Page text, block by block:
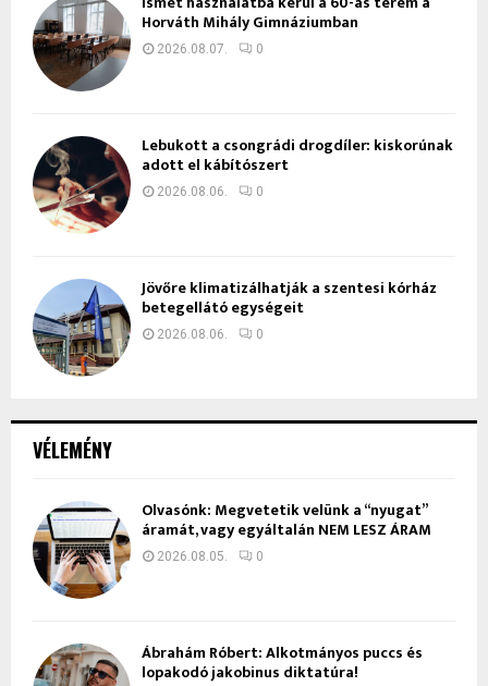
VÉLEMÉNY
Olvasónk: Megvetetik velünk a “nyugat”
áramát, vagy egyáltalán NEM LESZ ÁRAM
2026.08.05. 0
Ábrahám Róbert: Alkotmányos puccs és
lopakodó jakobinus diktatúra!
Horváth Mihály Gimnáziumban
2026.08.07. 0
Lebukott a csongrádi drogdíler: kiskorúnak
adott el kábítószert
2026.08.06. 0
Jövőre klimatizálhatják a szentesi kórház
betegellátó egységeit
2026.08.06. 0